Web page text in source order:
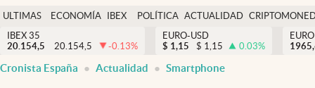
Actualidad
Criptomonedas
España
ULTIMAS
NOTICIAS
ECONOMÍA
FINANZAS
IBEX
EURO
POLÍTICA ACTUALIDAD
IBEX 35
20.154,5
20.154,5 -0.13%
EURO-USD
$ 1,15 $ 1,15 0.03%
Cronista España Actualidad Smartphone